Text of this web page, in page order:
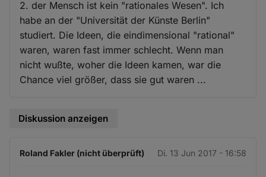
2. der Mensch ist kein "rationales Wesen". Ich
habe an der "Universität der Künste Berlin"
studiert. Die Ideen, die eindimensional "rational"
waren, waren fast immer schlecht. Wenn man
nicht wußte, woher die Ideen kamen, war die
Chance viel größer, dass sie gut waren ...
Diskussion anzeigen
Roland Fakler (nicht überprüft) Di. 13 Jun 2017 - 16:58